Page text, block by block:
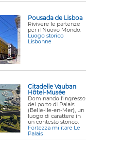
Pousada de Lisboa
Rivivere le partenze
per il Nuovo Mondo.
Luogo storico
Lisbonne
Citadelle Vauban
Hôtel-Musée
Dominando l'ingresso
del porto di Palais
(Belle-Ile-en-Mer), un
luogo di carattere in
un contesto storico.
Fortezza militare Le
Palais